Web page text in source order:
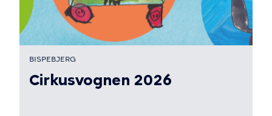
BISPEBJERG
Cirkusvognen 2026